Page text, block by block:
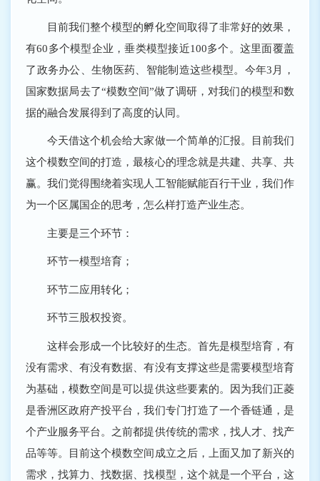
目前我们整个模型的孵化空间取得了非常好的效果，
有60多个模型企业，垂类模型接近100多个。这里面覆盖
了政务办公、生物医药、智能制造这些模型。今年3月，
国家数据局去了“模数空间”做了调研，对我们的模型和数
据的融合发展得到了高度的认同。
今天借这个机会给大家做一个简单的汇报。目前我们
这个模数空间的打造，最核心的理念就是共建、共享、共
赢。我们觉得围绕着实现人工智能赋能百行干业，我们作
为一个区属国企的思考，怎么样打造产业生态。
主要是三个环节：
环节一模型培育；
环节二应用转化；
环节三股权投资。
这样会形成一个比较好的生态。首先是模型培育，有
没有需求、有没有数据、有没有支撑这些是需要模型培育
为基础，模数空间是可以提供这些要素的。因为我们正菱
是香洲区政府产投平台，我们专门打造了一个香链通，是
个产业服务平台。之前都提供传统的需求，找人才、找产
品等等。目前这个模数空间成立之后，上面又加了新兴的
需求，找算力、找数据、找模型，这个就是一个平台，这